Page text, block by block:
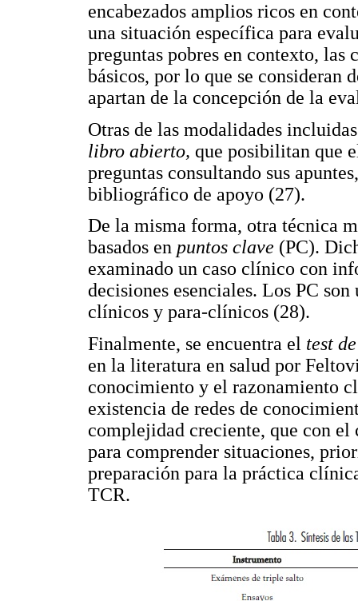
encabezados amplios ricos en
una situación específica para
preguntas pobres en contexto, las
básicos, por lo que se consideran
apartan de la concepción de la
Otras de las modalidades
libro abierto, que posibilitan que
preguntas consultando sus
bibliográfico de apoyo (27).
De la misma forma, otra técnica
basados en puntos clave (PC).
examinado un caso clínico con
decisiones esenciales. Los PC
clínicos y para-clínicos (28).
Finalmente, se encuentra el test
en la literatura en salud por
conocimiento y el razonamiento
existencia de redes de
complejidad creciente, que con
para comprender situaciones,
preparación para la práctica
TCR.